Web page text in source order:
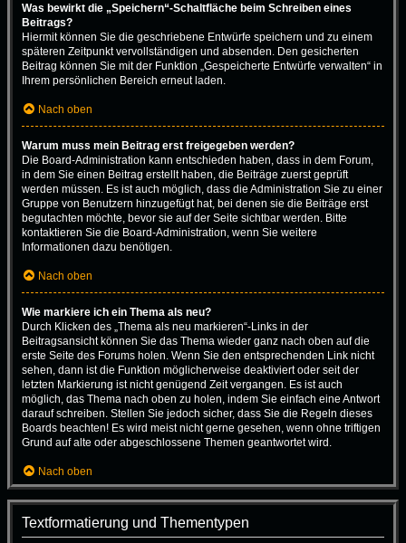
Was bewirkt die „Speichern“-Schaltfläche beim Schreiben eines
Beitrags?
Hiermit können Sie die geschriebene Entwürfe speichern und zu einem
späteren Zeitpunkt vervollständigen und absenden. Den gesicherten
Beitrag können Sie mit der Funktion „Gespeicherte Entwürfe verwalten“ in
Ihrem persönlichen Bereich erneut laden.
Nach oben
Warum muss mein Beitrag erst freigegeben werden?
Die Board-Administration kann entschieden haben, dass in dem Forum,
in dem Sie einen Beitrag erstellt haben, die Beiträge zuerst geprüft
werden müssen. Es ist auch möglich, dass die Administration Sie zu einer
Gruppe von Benutzern hinzugefügt hat, bei denen sie die Beiträge erst
begutachten möchte, bevor sie auf der Seite sichtbar werden. Bitte
kontaktieren Sie die Board-Administration, wenn Sie weitere
Informationen dazu benötigen.
Nach oben
Wie markiere ich ein Thema als neu?
Durch Klicken des „Thema als neu markieren“-Links in der
Beitragsansicht können Sie das Thema wieder ganz nach oben auf die
erste Seite des Forums holen. Wenn Sie den entsprechenden Link nicht
sehen, dann ist die Funktion möglicherweise deaktiviert oder seit der
letzten Markierung ist nicht genügend Zeit vergangen. Es ist auch
möglich, das Thema nach oben zu holen, indem Sie einfach eine Antwort
darauf schreiben. Stellen Sie jedoch sicher, dass Sie die Regeln dieses
Boards beachten! Es wird meist nicht gerne gesehen, wenn ohne triftigen
Grund auf alte oder abgeschlossene Themen geantwortet wird.
Nach oben
Textformatierung und Thementypen